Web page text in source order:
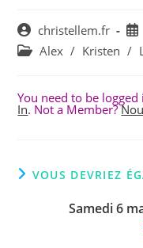
Auteur/autrice
de
christellem.fr
Post Alex / Kristen /
You need to be
In. Not a Member?
VOUS DEVRIEZ
Samedi 6